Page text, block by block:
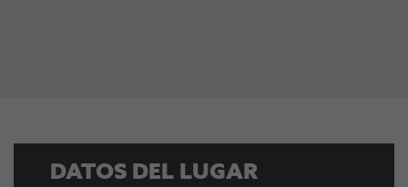
DATOS DEL LUGAR